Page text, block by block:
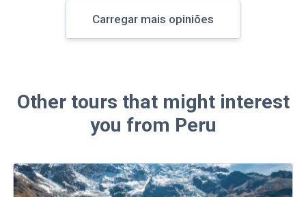
Carregar mais opiniões
Other tours that might interest
you from Peru